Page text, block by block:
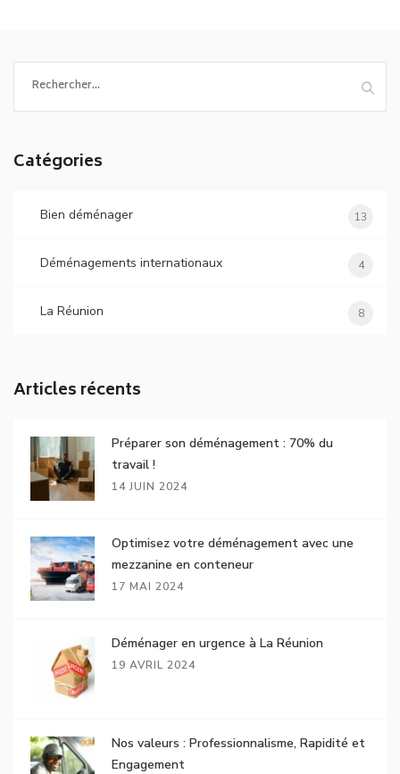
Catégories
Bien déménager 13
Déménagements internationaux 4
La Réunion 8
Articles récents
Préparer son déménagement : 70% du
travail !
14 JUIN 2024
Optimisez votre déménagement avec une
mezzanine en conteneur
17 MAI 2024
Déménager en urgence à La Réunion
19 AVRIL 2024
Nos valeurs : Professionnalisme, Rapidité et
Engagement